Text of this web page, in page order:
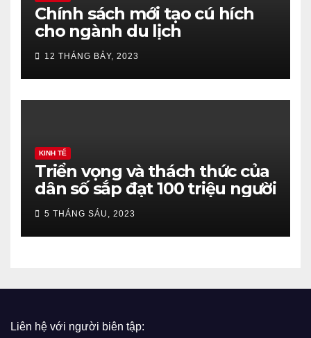
Chính sách mới tạo cú hích
cho ngành du lịch
12 THÁNG BẢY, 2023
KINH TẾ
Triển vọng và thách thức của
dân số sắp đạt 100 triệu người
5 THÁNG SÁU, 2023
Liên hệ với người biên tập: